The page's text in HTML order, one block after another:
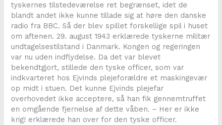
tyskernes tilstedeværelse ret begrænset, idet de
blandt andet ikke kunne tillade sig at høre den danske
radio fra BBC. Så der blev spillet forskellige spil i huset
om aftenen. 29. august 1943 erklærede tyskerne militær
undtagelsestilstand i Danmark. Kongen og regeringen
var nu uden indflydelse. Da det var blevet
bekendtgjort, stillede den tyske officer, som var
indkvarteret hos Ejvinds plejeforældre et maskingevær
op midt i stuen. Det kunne Ejvinds plejefar
overhovedet ikke acceptere, så han fik gennemtruffet
en omgående fjernelse af dette våben. – Her er ikke
krig! erklærede han over for den tyske officer.